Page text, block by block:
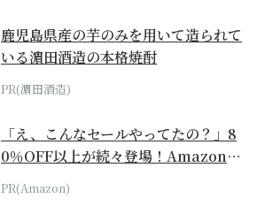
鹿児島県産の芋のみを用いて造られて
いる濵田酒造の本格焼酎
PR(濵田酒造)
「え、こんなセールやってたの？」8
0％OFF以上が続々登場！Amazonの
本気が...
PR(Amazon)